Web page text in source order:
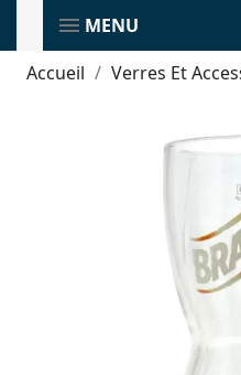
MENU
Accueil
Verres Et